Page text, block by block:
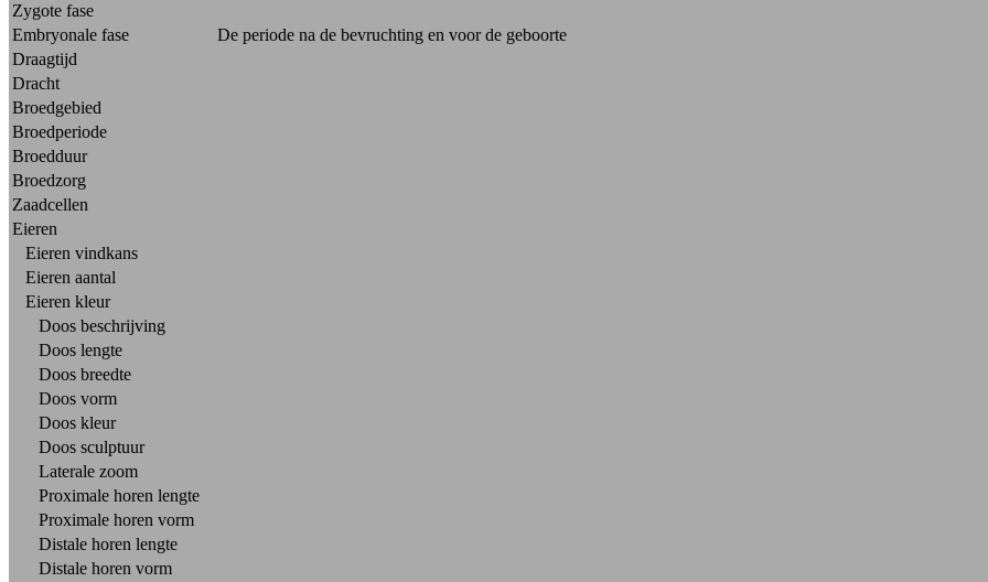
Zygote fase
Embryonale fase
De periode na de bevruchting en voor de geboorte
Draagtijd
Dracht
Broedgebied
Broedperiode
Broedduur
Broedzorg
Zaadcellen
Eieren
Eieren vindkans
Eieren aantal
Eieren kleur
Doos beschrijving
Doos lengte
Doos breedte
Doos vorm
Doos kleur
Doos sculptuur
Laterale zoom
Proximale horen lengte
Proximale horen vorm
Distale horen lengte
Distale horen vorm